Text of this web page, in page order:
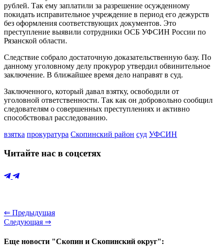
рублей. Так ему заплатили за разрешение осужденному
покидать исправительное учреждение в период его дежурств
без оформления соответствующих документов. Это
преступление выявили сотрудники ОСБ УФСИН России по
Рязанской области.
Следствие собрало достаточную доказательственную базу. По
данному уголовному делу прокурор утвердил обвинительное
заключение. В ближайшее время дело направят в суд.
Заключенного, который давал взятку, освободили от
уголовной ответственности. Так как он добровольно сообщил
следователям о совершенных преступлениях и активно
способствовал расследованию.
взятка прокуратура Скопинский район суд УФСИН
Читайте нас в соцсетях
⇐ Предыдущая
Следующая ⇒
Еще новости "Скопин и Скопинский округ":